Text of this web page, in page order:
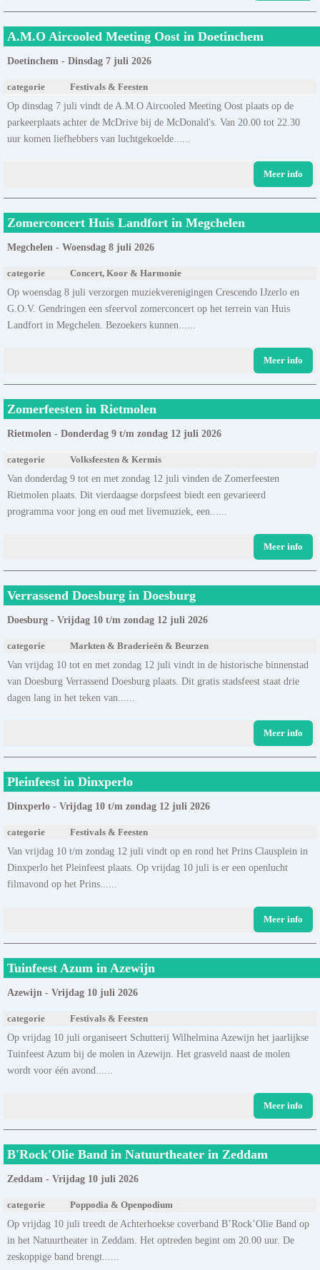
A.M.O Aircooled Meeting Oost in Doetinchem
Doetinchem - Dinsdag 7 juli 2026
categorie Festivals & Feesten
Op dinsdag 7 juli vindt de A.M.O Aircooled Meeting Oost plaats op de
parkeerplaats achter de McDrive bij de McDonald's. Van 20.00 tot 22.30
uur komen liefhebbers van luchtgekoelde......
Meer info
Zomerconcert Huis Landfort in Megchelen
Megchelen - Woensdag 8 juli 2026
categorie Concert, Koor & Harmonie
Op woensdag 8 juli verzorgen muziekverenigingen Crescendo IJzerlo en
G.O.V. Gendringen een sfeervol zomerconcert op het terrein van Huis
Landfort in Megchelen. Bezoekers kunnen......
Meer info
Zomerfeesten in Rietmolen
Rietmolen - Donderdag 9 t/m zondag 12 juli 2026
categorie Volksfeesten & Kermis
Van donderdag 9 tot en met zondag 12 juli vinden de Zomerfeesten
Rietmolen plaats. Dit vierdaagse dorpsfeest biedt een gevarieerd
programma voor jong en oud met livemuziek, een......
Meer info
Verrassend Doesburg in Doesburg
Doesburg - Vrijdag 10 t/m zondag 12 juli 2026
categorie Markten & Braderieën & Beurzen
Van vrijdag 10 tot en met zondag 12 juli vindt in de historische binnenstad
van Doesburg Verrassend Doesburg plaats. Dit gratis stadsfeest staat drie
dagen lang in het teken van......
Meer info
Pleinfeest in Dinxperlo
Dinxperlo - Vrijdag 10 t/m zondag 12 juli 2026
categorie Festivals & Feesten
Van vrijdag 10 t/m zondag 12 juli vindt op en rond het Prins Clausplein in
Dinxperlo het Pleinfeest plaats. Op vrijdag 10 juli is er een openlucht
filmavond op het Prins......
Meer info
Tuinfeest Azum in Azewijn
Azewijn - Vrijdag 10 juli 2026
categorie Festivals & Feesten
Op vrijdag 10 juli organiseert Schutterij Wilhelmina Azewijn het jaarlijkse
Tuinfeest Azum bij de molen in Azewijn. Het grasveld naast de molen
wordt voor één avond......
Meer info
B'Rock'Olie Band in Natuurtheater in Zeddam
Zeddam - Vrijdag 10 juli 2026
categorie Poppodia & Openpodium
Op vrijdag 10 juli treedt de Achterhoekse coverband B’Rock’Olie Band op
in het Natuurtheater in Zeddam. Het optreden begint om 20.00 uur. De
zeskoppige band brengt......